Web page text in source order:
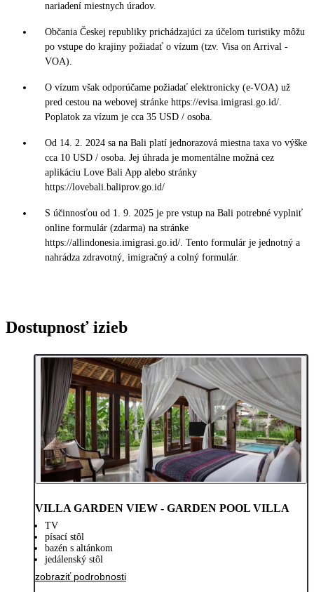
nariadení miestnych úradov.
Občania Českej republiky prichádzajúci za účelom turistiky môžu
po vstupe do krajiny požiadať o vízum (tzv. Visa on Arrival -
VOA).
O vízum však odporúčame požiadať elektronicky (e-VOA) už
pred cestou na webovej stránke https://evisa.imigrasi.go.id/.
Poplatok za vízum je cca 35 USD / osoba.
Od 14. 2. 2024 sa na Bali platí jednorazová miestna taxa vo výške
cca 10 USD / osoba. Jej úhrada je momentálne možná cez
aplikáciu Love Bali App alebo stránky
https://lovebali.baliprov.go.id/
S účinnosťou od 1. 9. 2025 je pre vstup na Bali potrebné vyplniť
online formulár (zdarma) na stránke
https://allindonesia.imigrasi.go.id/. Tento formulár je jednotný a
nahrádza zdravotný, imigračný a colný formulár.
Dostupnosť izieb
VILLA GARDEN VIEW - GARDEN POOL VILLA
TV
písací stôl
bazén s altánkom
jedálenský stôl
zobraziť podrobnosti